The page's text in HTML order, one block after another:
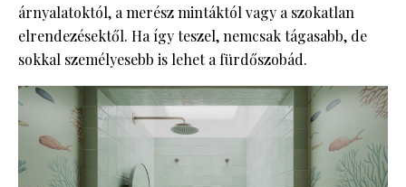
árnyalatoktól, a merész mintáktól vagy a szokatlan
elrendezésektől. Ha így teszel, nemcsak tágasabb, de
sokkal személyesebb is lehet a fürdőszobád.